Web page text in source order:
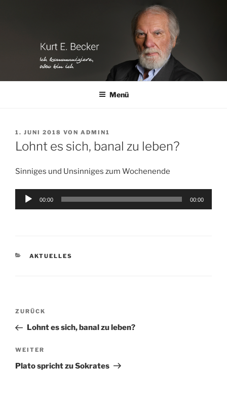
Menü
VERÖFFENTLICHT
AM
1. JUNI 2018 VON ADMIN1
Lohnt es sich, banal zu leben?
Sinniges und Unsinniges zum Wochenende
Audio-
00:00 00:00
KATEGORIEN
AKTUELLES
Beitragsnavigation
Vorheriger
Beitrag
ZURÜCK
Lohnt es sich, banal zu leben?
Nächster
Beitrag
WEITER
Plato spricht zu Sokrates